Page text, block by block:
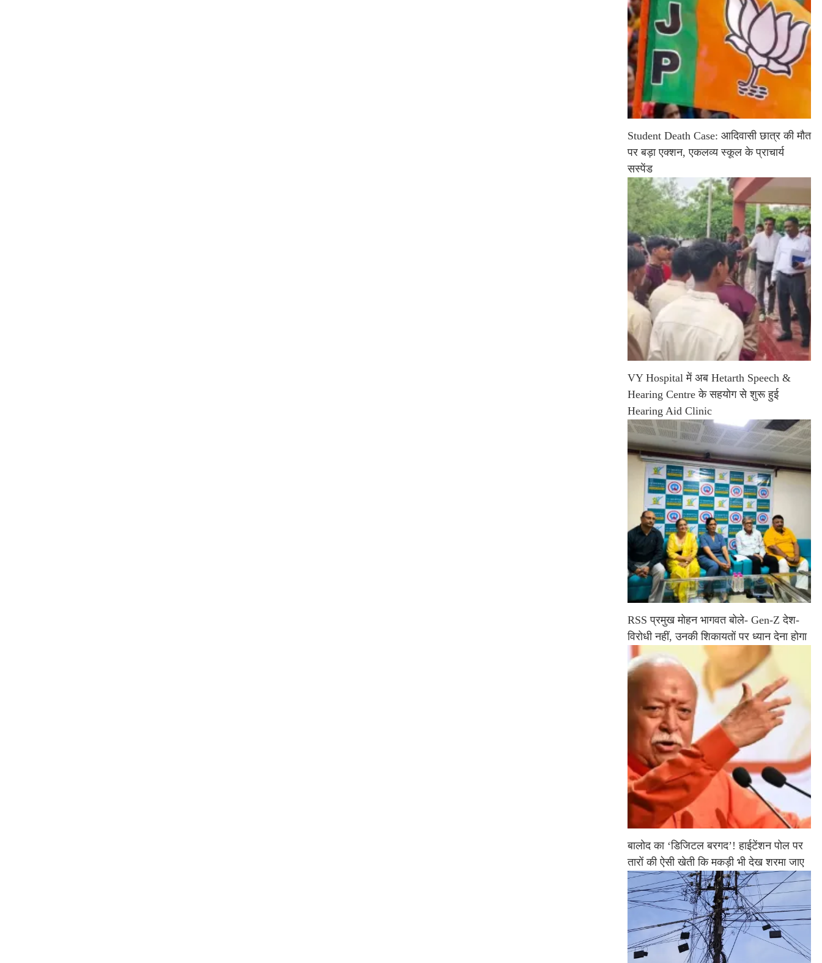
Student Death Case: आदिवासी छात्र की मौत
पर बड़ा एक्शन, एकलव्य स्कूल के प्राचार्य
सस्पेंड
VY Hospital में अब Hetarth Speech &
Hearing Centre के सहयोग से शुरू हुई
Hearing Aid Clinic
RSS प्रमुख मोहन भागवत बोले- Gen-Z देश-
विरोधी नहीं, उनकी शिकायतों पर ध्यान देना होगा
बालोद का ‘डिजिटल बरगद’! हाईटेंशन पोल पर
तारों की ऐसी खेती कि मकड़ी भी देख शरमा जाए